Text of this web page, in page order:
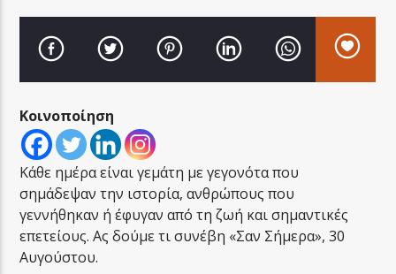
LA FAMIGLIA RADIO
LA FAMIGLIA ΝΗΣΙΩΤΙΚΑ
Κοινοποίηση
Κάθε ημέρα είναι γεμάτη με γεγονότα που
σημάδεψαν την ιστορία, ανθρώπους που
γεννήθηκαν ή έφυγαν από τη ζωή και σημαντικές
επετείους. Ας δούμε τι συνέβη «Σαν Σήμερα», 30
Αυγούστου.